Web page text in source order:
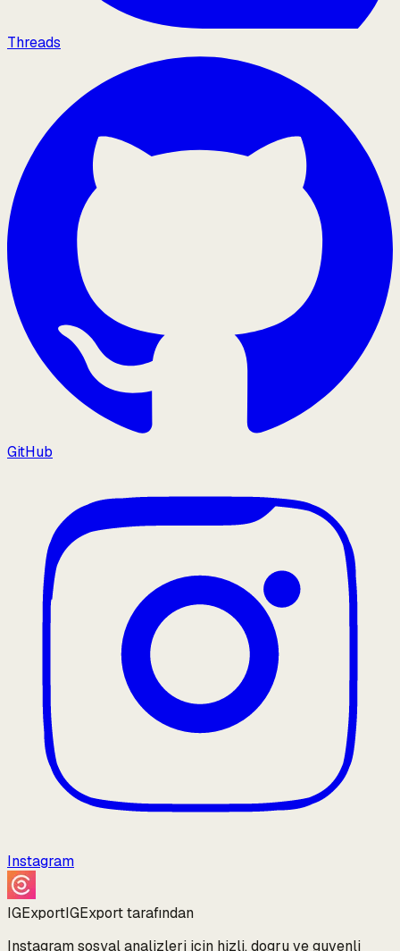
Threads
GitHub
Instagram
IGExportIGExport tarafından
Instagram sosyal analizleri için hizli, dogru ve guvenli